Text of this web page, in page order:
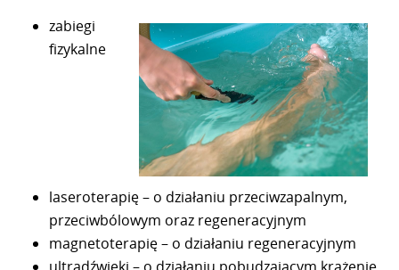
zabiegi
fizykalne
laseroterapię – o działaniu przeciwzapalnym,
przeciwbólowym oraz regeneracyjnym
magnetoterapię – o działaniu regeneracyjnym